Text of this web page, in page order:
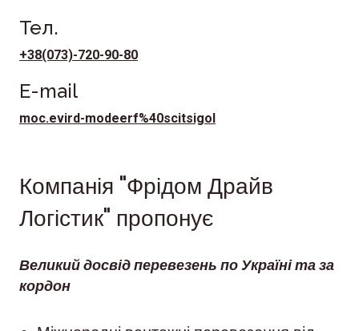
Тел.
+38(073)-720-90-80
E-mail
moc.evird-modeerf%40scitsigol
Компанія "Фрідом Драйв
Логістик" пропонує
Великий досвід перевезень по Україні та за
кордон